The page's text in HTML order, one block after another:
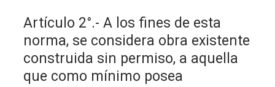
Artículo 2°.- A los fines de esta
norma, se considera obra existente
construida sin permiso, a aquella
que como mínimo posea